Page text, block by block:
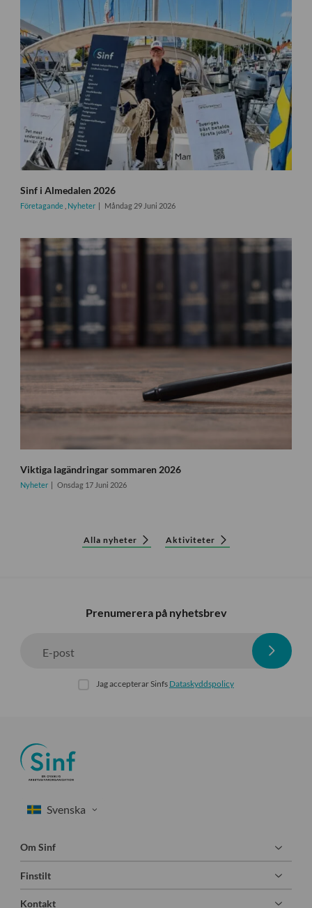
Sinf i Almedalen 2026
Företagande Nyheter Måndag 29 Juni 2026
Viktiga lagändringar sommaren 2026
Nyheter Onsdag 17 Juni 2026
Alla nyheter Aktiviteter
Prenumerera på nyhetsbrev
E-post
Jag accepterar Sinfs Dataskyddspolicy
Om Sinf
Finstilt
Kontakt